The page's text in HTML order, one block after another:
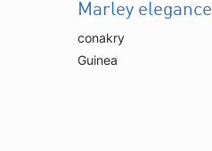
Marley elegance
conakry
Guinea